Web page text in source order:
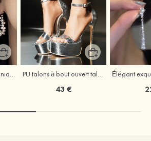
Charmant magnifique unique perle boucles d'oreilles PU talons à bout ouvert talon stiletto outdoor fête et soirée bal occasion spéciale mariage chaussures
43 €